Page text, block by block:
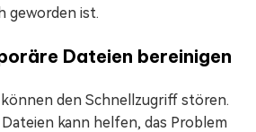
geworden ist.
Dateien bereinigen
den Schnellzugriff stören.
kann helfen, das Problem